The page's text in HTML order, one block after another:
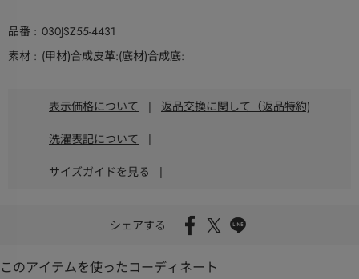
品番
030JSZ55-4431
素材
(甲材)合成皮革:(底材)合成底:
表示価格について | 返品交換に関して（返品特約)
洗濯表記について |
サイズガイドを見る |
シェアする
このアイテムを使ったコーディネート